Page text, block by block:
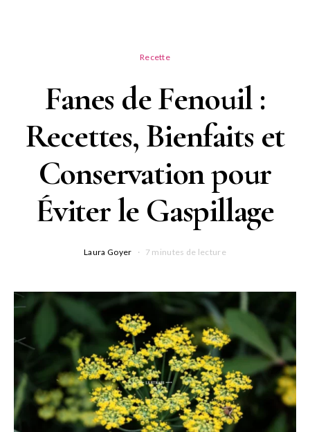
Recette
Fanes de Fenouil :
Recettes, Bienfaits et
Conservation pour
Éviter le Gaspillage
Laura Goyer 7 minutes de lecture